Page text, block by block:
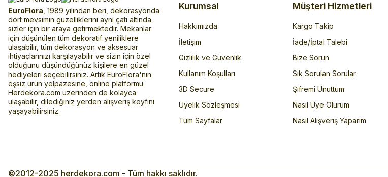
EuroFlora , 1989 yılından beri, dekorasyonda
dört mevsimin güzelliklerini aynı çatı altında
sizler için bir araya getirmektedir. Mekanlar
için düşünülen tüm dekoratif yeniliklere
ulaşabilir, tüm dekorasyon ve aksesuar
ihtiyaçlarınızı karşılayabilir ve sizin için özel
olduğunu düşündüğünüz kişilere en güzel
hediyeleri seçebilirsiniz. Artık EuroFlora'nın
eşsiz ürün yelpazesine, online platformu
Herdekora.com üzerinden de kolayca
ulaşabilir, dilediğiniz yerden alışveriş keyfini
yaşayabilirsiniz.
Kurumsal
Hakkımızda
İletişim
Gizlilik ve Güvenlik
Kullanım Koşulları
3D Secure
Üyelik Sözleşmesi
Tüm Sayfalar
Müşteri Hizmetleri
Kargo Takip
İade/İptal Talebi
Bize Sorun
Sık Sorulan Sorular
Şifremi Unuttum
Nasıl Üye Olurum
Nasıl Alışveriş Yaparım
©2012-2025 herdekora.com - Tüm hakkı saklıdır.